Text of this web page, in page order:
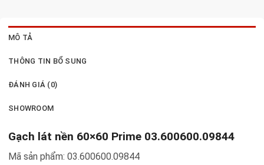
MÔ TẢ
THÔNG TIN BỔ SUNG
ĐÁNH GIÁ (0)
SHOWROOM
Gạch lát nền 60×60 Prime 03.600600.09844
Mã sản phẩm: 03.600600.09844